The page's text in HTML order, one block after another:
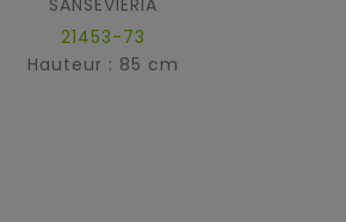
SANSEVIERIA
21453-73
Hauteur : 85 cm